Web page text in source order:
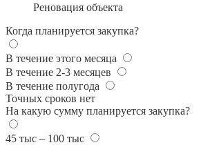
Реновация объекта
Когда планируется закупка?
В течение этого месяца
В течение 2-3 месяцев
В течение полугода
Точных сроков нет
На какую сумму планируется закупка?
45 тыс – 100 тыс